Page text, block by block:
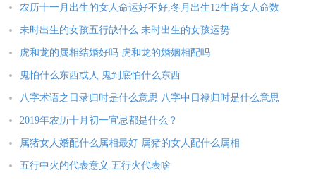
忌：祭祀 祈福 斋醮 酬神
13-15 丁未时 冲牛 煞西 时冲丁丑 日建 元武 路空 右弼
宜：见贵 求财 嫁娶 进人口 移徙 安葬
忌：造船 乘船 赴任 出行 修造 动土 祭祀 祈福 斋醮 开光
15-17 戊申时 冲虎 煞南 时冲戊寅 天贼 大退 罗纹
农历十一月出生的女人命运好不好,冬月出生12生肖女人命数
未时出生的女孩五行缺什么 未时出生的女孩运势
虎和龙的属相结婚好吗 虎和龙的婚姻相配吗
鬼怕什么东西或人 鬼到底怕什么东西
八字术语之日录归时是什么意思 八字中日禄归时是什么意思
2019年农历十月初一宜忌都是什么？
属猪女人婚配什么属相最好 属猪的女人配什么属相
五行中火的代表意义 五行火代表啥